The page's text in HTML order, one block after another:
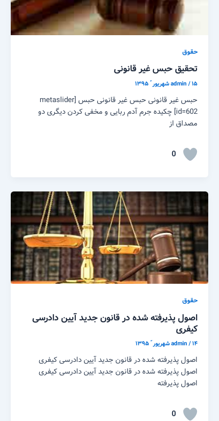
حقوق
تحقیق حبس غیر قانونی
admin/۱۵ شهریور ّ ۱۳۹۵
حبس غیر قانونی حبس غیر قانونی حبس [metaslider
id=602] چکیده جرم آدم ربایی و مخفی کردن دیگری دو
مصداق از
0
حقوق
اصول پذیرفته شده در قانون جدید آیین دادرسی
کیفری
admin/۱۴ شهریور ّ ۱۳۹۵
اصول پذیرفته شده در قانون جدید آیین دادرسی کیفری
اصول پذیرفته شده در قانون جدید آیین دادرسی کیفری
اصول پذیرفته
0